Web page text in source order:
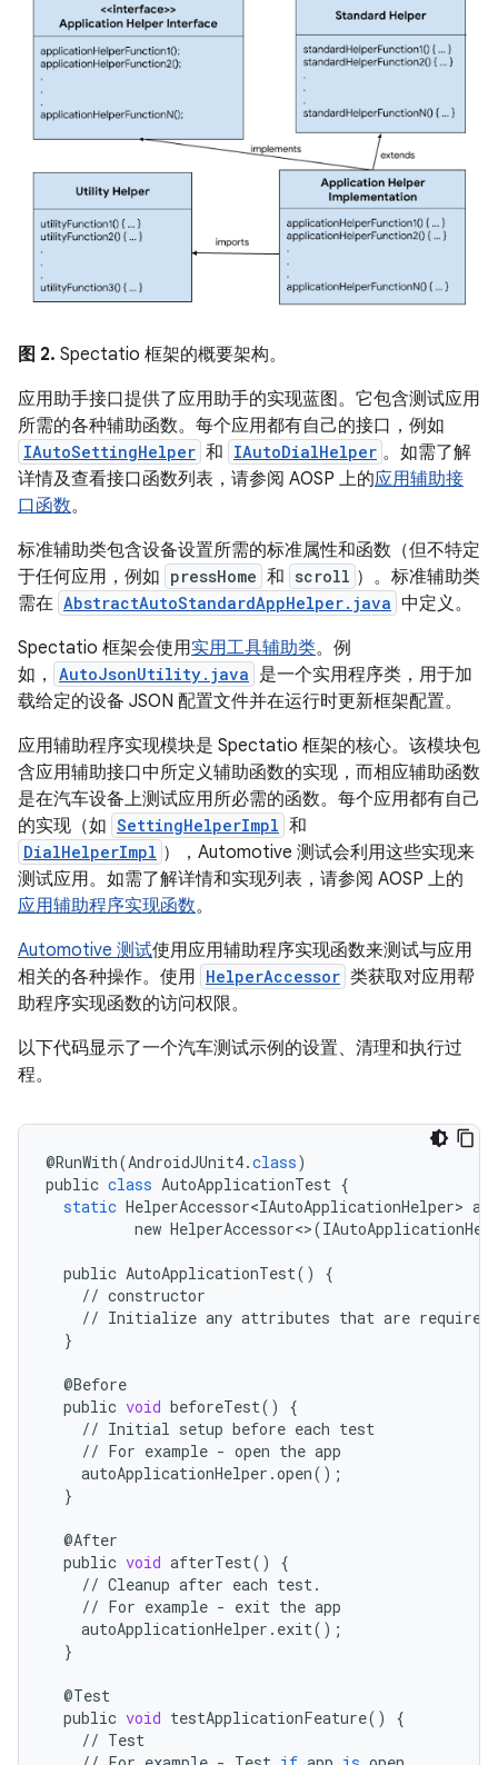
图 2. Spectatio 框架的概要架构。
应用助手接口提供了应用助手的实现蓝图。它包含测试应用
所需的各种辅助函数。每个应用都有自己的接口，例如
IAutoSettingHelper 和 IAutoDialHelper 。如需了解
详情及查看接口函数列表，请参阅 AOSP 上的应用辅助接
口函数。
标准辅助类包含设备设置所需的标准属性和函数（但不特定
于任何应用，例如 pressHome 和 scroll ）。标准辅助类
需在 AbstractAutoStandardAppHelper.java 中定义。
Spectatio 框架会使用实用工具辅助类。例
如，
AutoJsonUtility.java 是一个实用程序类，用于加
载给定的设备 JSON 配置文件并在运行时更新框架配置。
应用辅助程序实现模块是 Spectatio 框架的核心。该模块包
含应用辅助接口中所定义辅助函数的实现，而相应辅助函数
是在汽车设备上测试应用所必需的函数。每个应用都有自己
的实现（如 SettingHelperImpl 和
DialHelperImpl ），Automotive 测试会利用这些实现来
测试应用。如需了解详情和实现列表，请参阅 AOSP 上的
应用辅助程序实现函数。
Automotive 测试使用应用辅助程序实现函数来测试与应用
相关的各种操作。使用 HelperAccessor 类获取对应用帮
助程序实现函数的访问权限。
以下代码显示了一个汽车测试示例的设置、清理和执行过
程。
@RunWith(AndroidJUnit4.class)
public class AutoApplicationTest {
static HelperAccessor<IAutoApplicationHelper>
new HelperAccessor<>(
public AutoApplicationTest()
{
// constructor
// Initialize any attributes that are required
}
@Before
public void beforeTest()
{
// Initial setup before each test
// For example - open the app
autoApplicationHelper .open();
}
@After
public void afterTest()
{
// Cleanup after each test.
// For example - exit the app
autoApplicationHelper . exit();
}
@Test
public void testApplicationFeature()
{
// Test